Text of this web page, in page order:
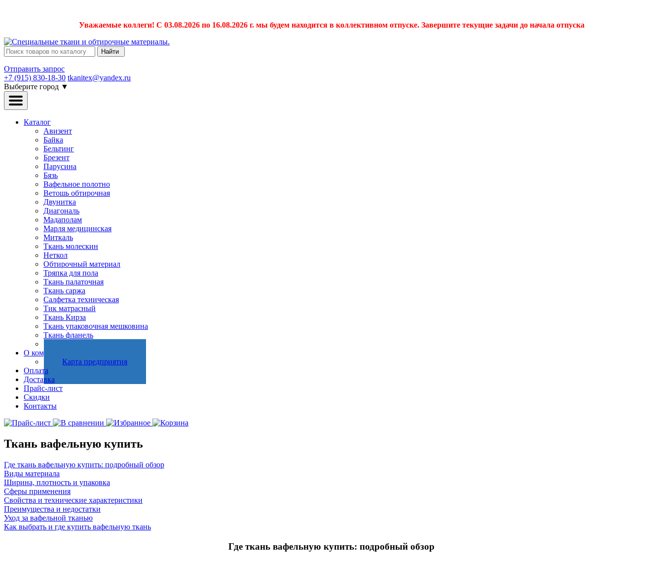
Уважаемые коллеги! С 03.08.2026 по 16.08.2026 г. мы будем находится в коллективном отпуске. Завершите текущие задачи до начала отпуска
Найти
Отправить запрос
+7 (915) 830-18-30 tkanitex@yandex.ru
Выберите город ▼
Каталог
Авизент
Байка
Бельтинг
Брезент
Парусина
Бязь
Вафельное полотно
Ветошь обтирочная
Двунитка
Диагональ
Мадаполам
Марля медицинская
Миткаль
Ткань молескин
Неткол
Обтирочный материал
Тряпка для пола
Ткань палаточная
Ткань саржа
Салфетка техническая
Тик матрасный
Ткань Кирза
Ткань упаковочная мешковина
Ткань фланель
О компании
Карта предприятия
Оплата
Доставка
Прайс-лист
Скидки
Контакты
Ткань вафельную купить
Где ткань вафельную купить: подробный обзор
Виды материала
Ширина, плотность и упаковка
Сферы применения
Свойства и технические характеристики
Преимущества и недостатки
Уход за вафельной тканью
Как выбрать и где купить вафельную ткань
Где ткань вафельную купить: подробный обзор